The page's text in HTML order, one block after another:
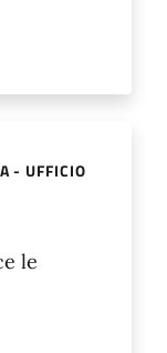
- UFFICIO
le